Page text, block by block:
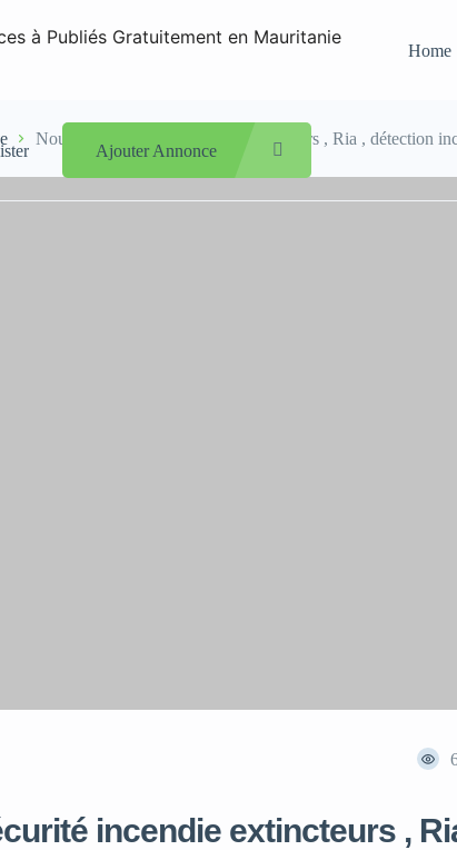
Home
Ajouter Annonce
Nouakchott sécurité incendie extincteurs , Ria , détection
incendie extincteurs ,